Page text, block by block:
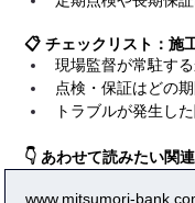
📋 チェックリスト：施
現場監督が常駐する
点検・保証はどの
トラブルが発生し
👇 あわせて読みたい関
www.mitsumori-